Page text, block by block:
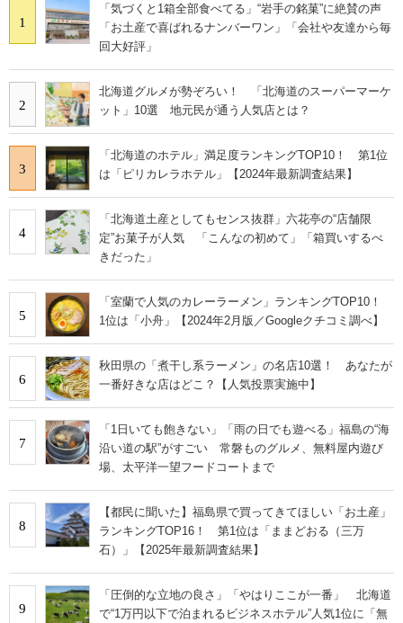
1
「気づくと1箱全部食べてる」“岩手の銘菓”に絶賛の声
「お土産で喜ばれるナンバーワン」「会社や友達から毎
回大好評」
2
北海道グルメが勢ぞろい！ 「北海道のスーパーマーケ
ット」10選 地元民が通う人気店とは？
3
「北海道のホテル」満足度ランキングTOP10！ 第1位
は「ピリカレラホテル」【2024年最新調査結果】
4
「北海道土産としてもセンス抜群」六花亭の“店舗限
定”お菓子が人気 「こんなの初めて」「箱買いするべ
きだった」
5
「室蘭で人気のカレーラーメン」ランキングTOP10！
1位は「小舟」【2024年2月版／Googleクチコミ調べ】
6
秋田県の「煮干し系ラーメン」の名店10選！ あなたが
一番好きな店はどこ？【人気投票実施中】
7
「1日いても飽きない」「雨の日でも遊べる」福島の“海
沿い道の駅”がすごい 常磐ものグルメ、無料屋内遊び
場、太平洋一望フードコートまで
8
【都民に聞いた】福島県で買ってきてほしい「お土産」
ランキングTOP16！ 第1位は「ままどおる（三万
石）」【2025年最新調査結果】
9
「圧倒的な立地の良さ」「やはりここが一番」 北海道
で“1万円以下で泊まれるビジネスホテル”人気1位に「無